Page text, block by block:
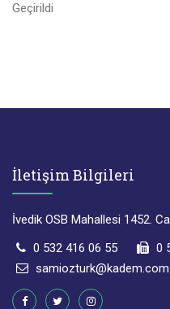
Geçirildi
İletişim Bilgileri
İvedik OSB Mahallesi 1452.
0 532 416 06 55
0